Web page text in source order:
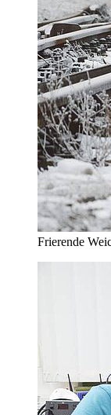
Frierende